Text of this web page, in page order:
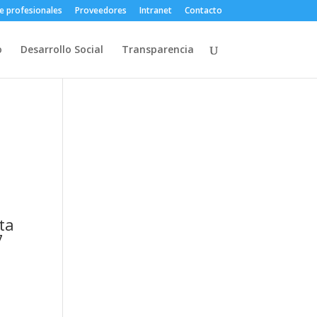
profesionales Proveedores Intranet Contacto
Desarrollo Social Transparencia